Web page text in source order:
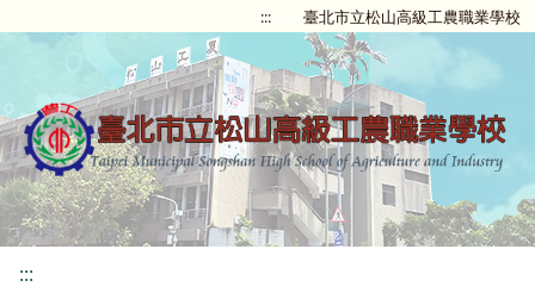
::: 臺北市立松山高級工農職業學校
:::